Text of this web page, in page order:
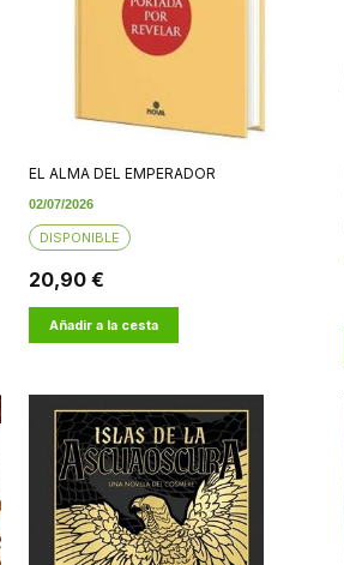
EL ALMA DEL EMPERADOR
02/07/2026
DISPONIBLE
20,90 €
Añadir a la cesta